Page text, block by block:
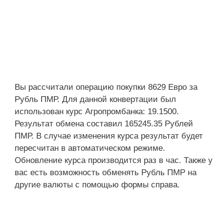
Вы рассчитали операцию покупки 8629 Евро за
Рубль ПМР. Для данной конвертации был
использован курс Агропромбанка: 19.1500.
Результат обмена составил 165245.35 Рублей
ПМР. В случае изменения курса результат будет
пересчитан в автоматическом режиме.
Обновление курса производится раз в час. Также у
вас есть возможность обменять Рубль ПМР на
другие валюты с помощью формы справа.